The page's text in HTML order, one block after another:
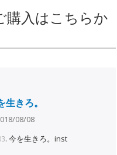
購入はこちらか
生きろ。
08/08
. 今を生きろ。inst